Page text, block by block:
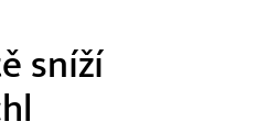
sníží